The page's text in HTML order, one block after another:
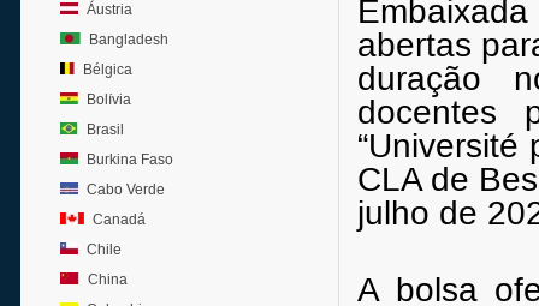
Áustria
Bangladesh
Bélgica
Bolívia
Brasil
Burkina Faso
Cabo Verde
Canadá
Chile
China
abertas
duração
docentes
“Université
CLA de
julho de
A bolsa